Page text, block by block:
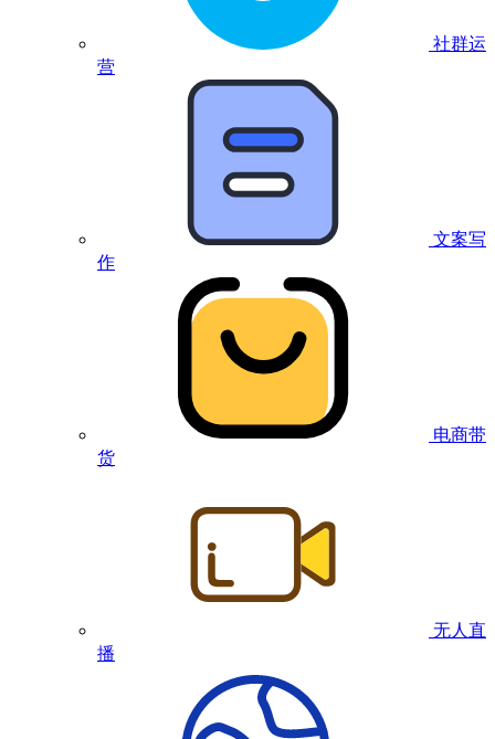
社群运
营
文案写
作
电商带
货
无人直
播